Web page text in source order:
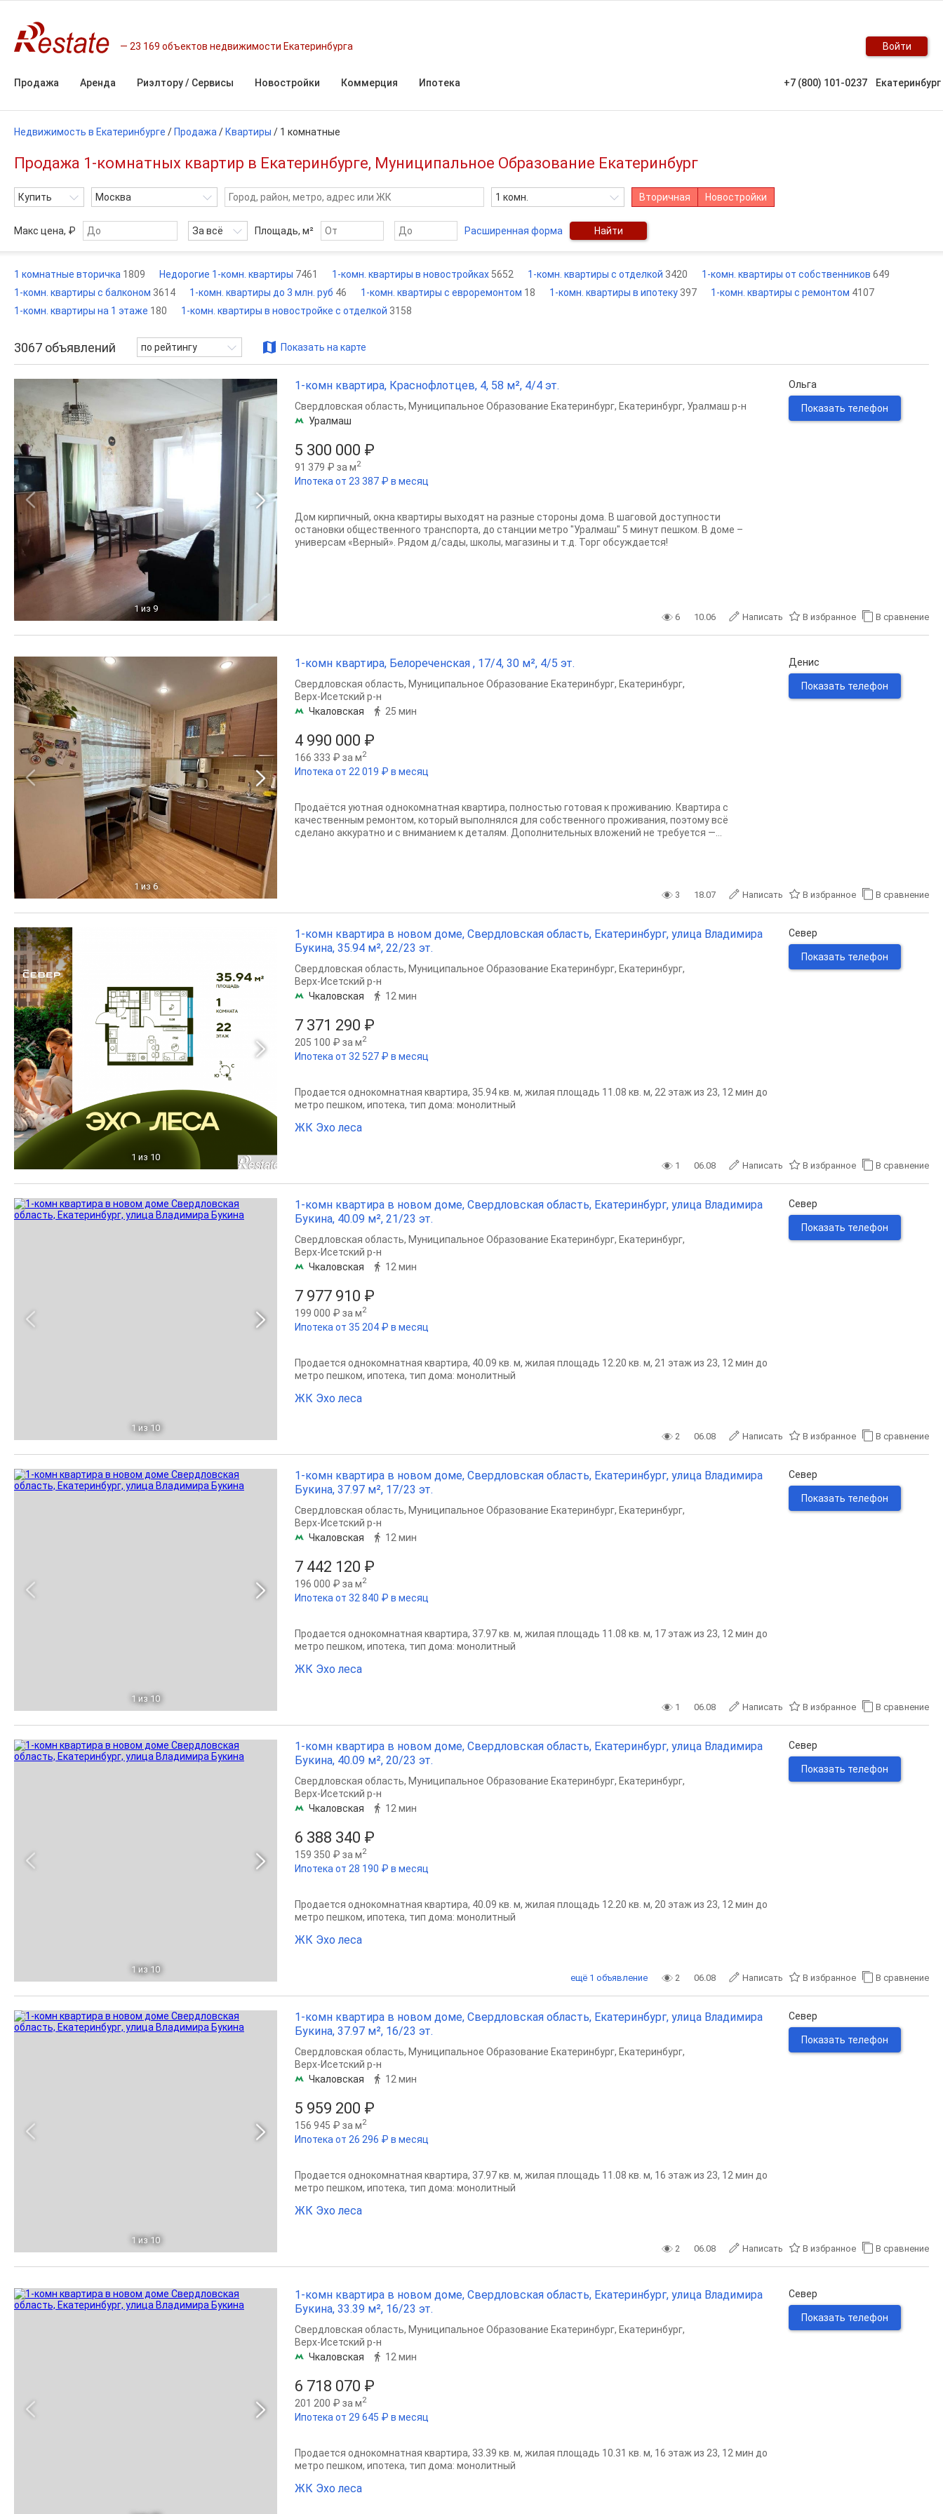
23 169 объектов недвижимости Екатеринбурга Войти
Продажа Аренда Риэлтору / Сервисы Новостройки Коммерция Ипотека +7 (800) 101-0237 Екатеринбург
Недвижимость в Екатеринбурге / Продажа / Квартиры / 1 комнатные
Продажа 1-комнатных квартир в Екатеринбурге, Муниципальное Образование Екатеринбург
Купить Москва 1 комн. Вторичная Новостройки
Макс цена, ₽ За всё Площадь, м² Расширенная форма Найти
1 комнатные вторичка 1809 Недорогие 1-комн. квартиры 7461 1-комн. квартиры в новостройках 5652 1-комн. квартиры с отделкой 3420 1-комн. квартиры от собственников 649
1-комн. квартиры с балконом 3614 1-комн. квартиры до 3 млн. руб 46 1-комн. квартиры с евроремонтом 18 1-комн. квартиры в ипотеку 397 1-комн. квартиры с ремонтом 4107
1-комн. квартиры на 1 этаже 180 1-комн. квартиры в новостройке с отделкой 3158
3067 объявлений по рейтингу Показать на карте
1 из 9
1-комн квартира, Краснофлотцев, 4, 58 м², 4/4 эт.
5 300 000 ₽
91 379 ₽ за м2
Ипотека от 23 387 ₽ в месяц
Свердловская область, Муниципальное Образование Екатеринбург, Екатеринбург, Уралмаш р-н
Уралмаш
Дом кирпичный, окна квартиры выходят на разные стороны дома. В шаговой доступности
остановки общественного транспорта, до станции метро "Уралмаш" 5 минут пешком. В доме –
универсам «Верный». Рядом д/сады, школы, магазины и т.д. Торг обсуждается!
Ольга
Показать телефон
6 10.06 Написать В избранное В сравнение
1 из 6
1-комн квартира, Белореченская , 17/4, 30 м², 4/5 эт.
4 990 000 ₽
166 333 ₽ за м2
Ипотека от 22 019 ₽ в месяц
Свердловская область, Муниципальное Образование Екатеринбург, Екатеринбург,
Верх-Исетский р-н
Чкаловская
25 мин
Продаётся уютная однокомнатная квартира, полностью готовая к проживанию. Квартира с
качественным ремонтом, который выполнялся для собственного проживания, поэтому всё
сделано аккуратно и с вниманием к деталям. Дополнительных вложений не требуется —...
Денис
Показать телефон
3 18.07 Написать В избранное В сравнение
1 из 10
1-комн квартира в новом доме, Свердловская область, Екатеринбург, улица Владимира
Букина, 35.94 м², 22/23 эт.
7 371 290 ₽
205 100 ₽ за м2
Ипотека от 32 527 ₽ в месяц
Свердловская область, Муниципальное Образование Екатеринбург, Екатеринбург,
Верх-Исетский р-н
Чкаловская
12 мин
Продается однокомнатная квартира, 35.94 кв. м, жилая площадь 11.08 кв. м, 22 этаж из 23, 12 мин до
метро пешком, ипотека, тип дома: монолитный
ЖК Эхо леса
Север
Показать телефон
1 06.08 Написать В избранное В сравнение
1 из 10
1-комн квартира в новом доме, Свердловская область, Екатеринбург, улица Владимира
Букина, 40.09 м², 21/23 эт.
7 977 910 ₽
199 000 ₽ за м2
Ипотека от 35 204 ₽ в месяц
Свердловская область, Муниципальное Образование Екатеринбург, Екатеринбург,
Верх-Исетский р-н
Чкаловская
12 мин
Продается однокомнатная квартира, 40.09 кв. м, жилая площадь 12.20 кв. м, 21 этаж из 23, 12 мин до
метро пешком, ипотека, тип дома: монолитный
ЖК Эхо леса
Север
Показать телефон
2 06.08 Написать В избранное В сравнение
1 из 10
1-комн квартира в новом доме, Свердловская область, Екатеринбург, улица Владимира
Букина, 37.97 м², 17/23 эт.
7 442 120 ₽
196 000 ₽ за м2
Ипотека от 32 840 ₽ в месяц
Свердловская область, Муниципальное Образование Екатеринбург, Екатеринбург,
Верх-Исетский р-н
Чкаловская
12 мин
Продается однокомнатная квартира, 37.97 кв. м, жилая площадь 11.08 кв. м, 17 этаж из 23, 12 мин до
метро пешком, ипотека, тип дома: монолитный
ЖК Эхо леса
Север
Показать телефон
1 06.08 Написать В избранное В сравнение
1 из 10
1-комн квартира в новом доме, Свердловская область, Екатеринбург, улица Владимира
Букина, 40.09 м², 20/23 эт.
6 388 340 ₽
159 350 ₽ за м2
Ипотека от 28 190 ₽ в месяц
Свердловская область, Муниципальное Образование Екатеринбург, Екатеринбург,
Верх-Исетский р-н
Чкаловская
12 мин
Продается однокомнатная квартира, 40.09 кв. м, жилая площадь 12.20 кв. м, 20 этаж из 23, 12 мин до
метро пешком, ипотека, тип дома: монолитный
ЖК Эхо леса
Север
Показать телефон
2 06.08 Написать В избранное В сравнение
ещё 1 объявление
1 из 10
1-комн квартира в новом доме, Свердловская область, Екатеринбург, улица Владимира
Букина, 37.97 м², 16/23 эт.
5 959 200 ₽
156 945 ₽ за м2
Ипотека от 26 296 ₽ в месяц
Свердловская область, Муниципальное Образование Екатеринбург, Екатеринбург,
Верх-Исетский р-н
Чкаловская
12 мин
Продается однокомнатная квартира, 37.97 кв. м, жилая площадь 11.08 кв. м, 16 этаж из 23, 12 мин до
метро пешком, ипотека, тип дома: монолитный
ЖК Эхо леса
Север
Показать телефон
2 06.08 Написать В избранное В сравнение
1-комн квартира в новом доме, Свердловская область, Екатеринбург, улица Владимира
Букина, 33.39 м², 16/23 эт.
6 718 070 ₽
201 200 ₽ за м2
Ипотека от 29 645 ₽ в месяц
Свердловская область, Муниципальное Образование Екатеринбург, Екатеринбург,
Верх-Исетский р-н
Чкаловская
12 мин
Продается однокомнатная квартира, 33.39 кв. м, жилая площадь 10.31 кв. м, 16 этаж из 23, 12 мин до
метро пешком, ипотека, тип дома: монолитный
ЖК Эхо леса
Север
Показать телефон